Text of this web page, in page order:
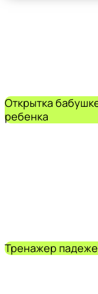
Открытка
ребенка
Тренажер